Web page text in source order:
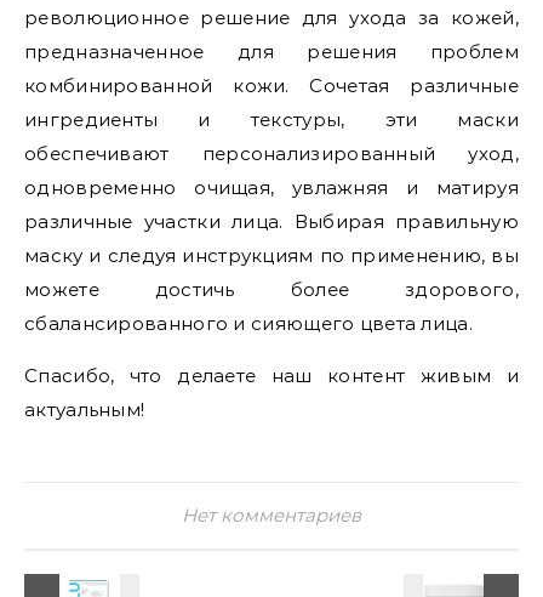
революционное решение для ухода за кожей,
предназначенное для решения проблем
комбинированной кожи. Сочетая различные
ингредиенты и текстуры, эти маски
обеспечивают персонализированный уход,
одновременно очищая, увлажняя и матируя
различные участки лица. Выбирая правильную
маску и следуя инструкциям по применению, вы
можете достичь более здорового,
сбалансированного и сияющего цвета лица.
Спасибо, что делаете наш контент живым и
актуальным!
Нет комментариев